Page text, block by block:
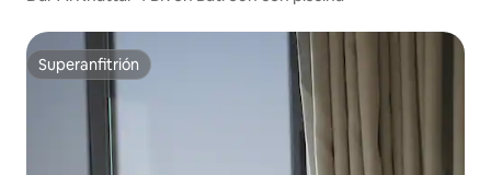
Superanfitrión
Superanfitrión